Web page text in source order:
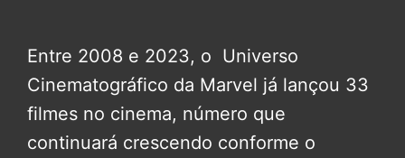
Entre 2008 e 2023, o Universo
Cinematográfico da Marvel já lançou 33
filmes no cinema, número que
continuará crescendo conforme o